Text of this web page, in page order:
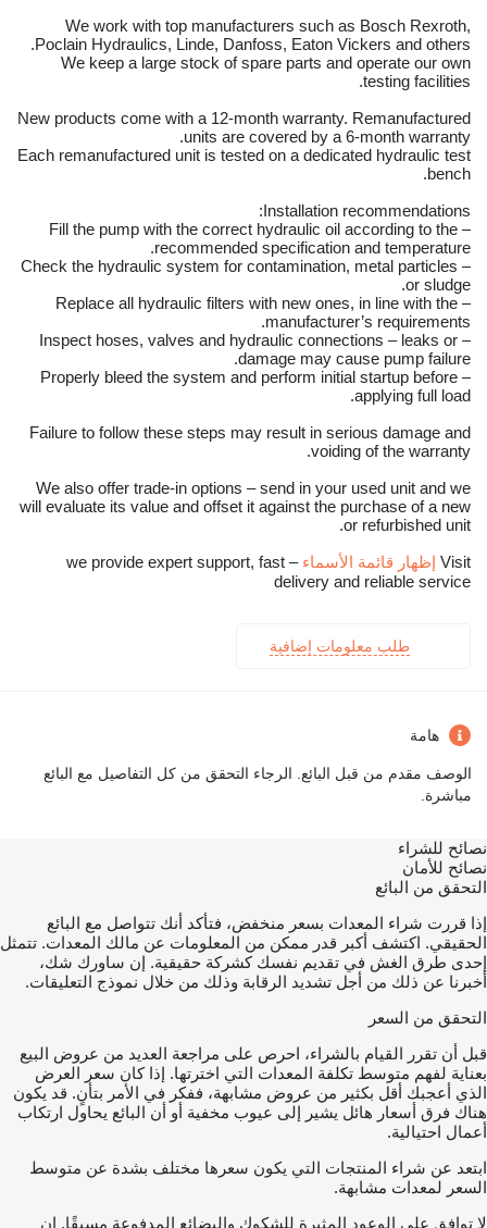
We work with top manufacturers such as Bosch Rexroth,
Poclain Hydraulics, Linde, Danfoss, Eaton Vickers and others.
We keep a large stock of spare parts and operate our own
testing facilities.
New products come with a 12-month warranty. Remanufactured
units are covered by a 6-month warranty.
Each remanufactured unit is tested on a dedicated hydraulic test
bench.
Installation recommendations:
– Fill the pump with the correct hydraulic oil according to the
recommended specification and temperature.
– Check the hydraulic system for contamination, metal particles
or sludge.
– Replace all hydraulic filters with new ones, in line with the
manufacturer’s requirements.
– Inspect hoses, valves and hydraulic connections – leaks or
damage may cause pump failure.
– Properly bleed the system and perform initial startup before
applying full load.
Failure to follow these steps may result in serious damage and
voiding of the warranty.
We also offer trade-in options – send in your used unit and we
will evaluate its value and offset it against the purchase of a new
or refurbished unit.
Visit إظهار قائمة الأسماء
– we provide expert support, fast
delivery and reliable service
طلب معلومات إضافية
هامة
الوصف مقدم من قبل البائع. الرجاء التحقق من كل التفاصيل مع البائع
مباشرة.
نصائح للشراء
نصائح للأمان
التحقق من البائع
إذا قررت شراء المعدات بسعر منخفض، فتأكد أنك تتواصل مع البائع
الحقيقي. اكتشف أكبر قدر ممكن من المعلومات عن مالك المعدات. تتمثل
إحدى طرق الغش في تقديم نفسك كشركة حقيقية. إن ساورك شك،
أخبرنا عن ذلك من أجل تشديد الرقابة وذلك من خلال نموذج التعليقات.
التحقق من السعر
قبل أن تقرر القيام بالشراء، احرص على مراجعة العديد من عروض البيع
بعناية لفهم متوسط تكلفة المعدات التي اخترتها. إذا كان سعر العرض
الذي أعجبك أقل بكثير من عروض مشابهة، ففكر في الأمر بتأنٍ. قد يكون
هناك فرق أسعار هائل يشير إلى عيوب مخفية أو أن البائع يحاول ارتكاب
أعمال احتيالية.
ابتعد عن شراء المنتجات التي يكون سعرها مختلف بشدة عن متوسط
السعر لمعدات مشابهة.
لا توافق على الوعود المثيرة للشكوك والبضائع المدفوعة مسبقًا. إن